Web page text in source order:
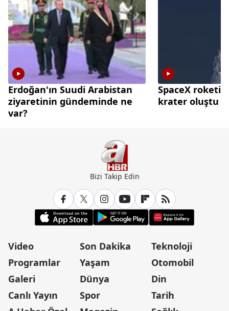
Erdoğan'ın Suudi Arabistan
ziyaretinin gündeminde ne
var?
SpaceX roketi
krater oluştu
Bizi Takip Edin
Video
Programlar
Galeri
Canlı Yayın
Son Dakika
Yaşam
Dünya
Spor
Teknoloji
Otomobil
Din
Tarih